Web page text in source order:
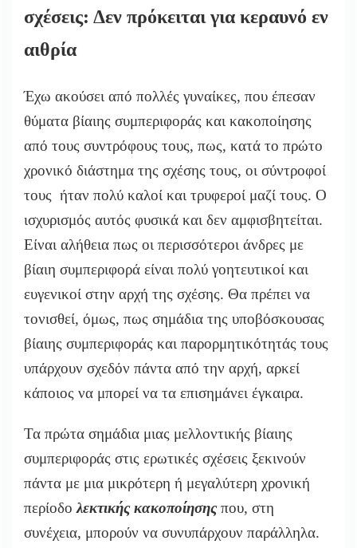
σχέσεις: Δεν πρόκειται για κεραυνό εν
αιθρία
Έχω ακούσει από πολλές γυναίκες, που έπεσαν
θύματα βίαιης συμπεριφοράς και κακοποίησης
από τους συντρόφους τους, πως, κατά το πρώτο
χρονικό διάστημα της σχέσης τους, οι σύντροφοί
τους ήταν πολύ καλοί και τρυφεροί μαζί τους. Ο
ισχυρισμός αυτός φυσικά και δεν αμφισβητείται.
Είναι αλήθεια πως οι περισσότεροι άνδρες με
βίαιη συμπεριφορά είναι πολύ γοητευτικοί και
ευγενικοί στην αρχή της σχέσης. Θα πρέπει να
τονισθεί, όμως, πως σημάδια της υποβόσκουσας
βίαιης συμπεριφοράς και παρορμητικότητάς τους
υπάρχουν σχεδόν πάντα από την αρχή, αρκεί
κάποιος να μπορεί να τα επισημάνει έγκαιρα.
Τα πρώτα σημάδια μιας μελλοντικής βίαιης
συμπεριφοράς στις ερωτικές σχέσεις ξεκινούν
πάντα με μια μικρότερη ή μεγαλύτερη χρονική
περίοδο λεκτικής κακοποίησηςπου, στη
συνέχεια, μπορούν να συνυπάρχουν παράλληλα.